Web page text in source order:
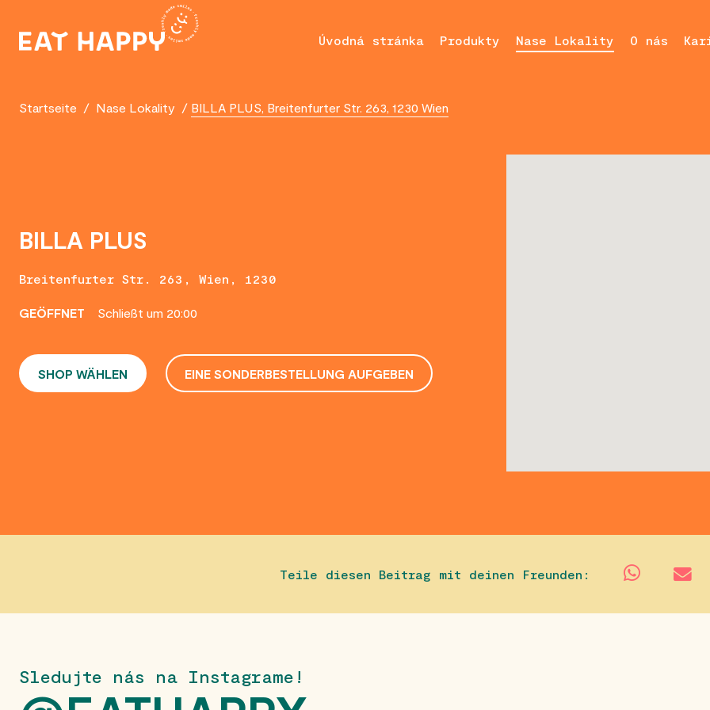
MAIN
Úvodná stránka Produkty Nase Lokality O nás
Startseite / Nase Lokality / BILLA PLUS, Breitenfurter Str. 263, 1230 Wien
BILLA PLUS
Breitenfurter Str. 263, Wien, 1230
GEÖFFNET Schließt um 20:00
SHOP WÄHLEN EINE SONDERBESTELLUNG AUFGEBEN
Teile diesen Beitrag mit deinen Freunden:
Sledujte nás na Instagrame!